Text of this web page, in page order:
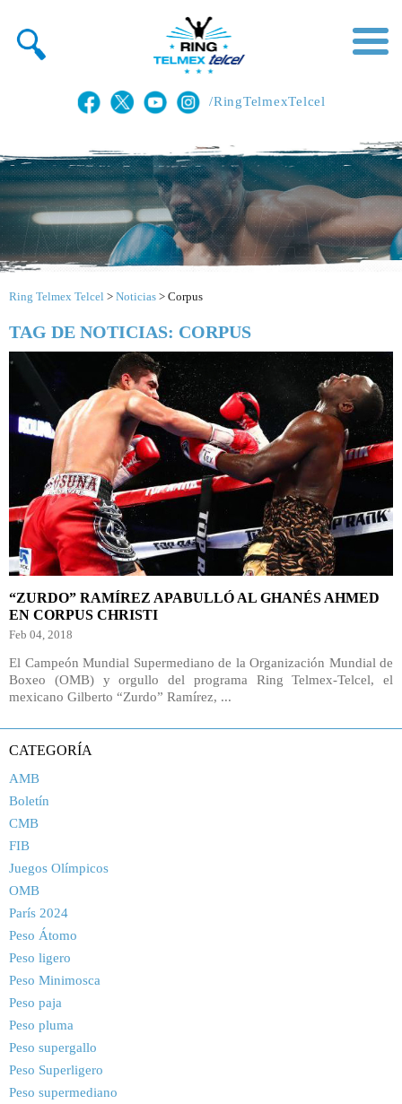
/RingTelmexTelcel
Ring Telmex Telcel > Noticias > Corpus
TAG DE NOTICIAS: CORPUS
“ZURDO” RAMÍREZ APABULLÓ AL GHANÉS AHMED
EN CORPUS CHRISTI
Feb 04, 2018
El Campeón Mundial Supermediano de la Organización Mundial de
Boxeo (OMB) y orgullo del programa Ring Telmex-Telcel, el
mexicano Gilberto “Zurdo” Ramírez, ...
CATEGORÍA
AMB
Boletín
CMB
FIB
Juegos Olímpicos
OMB
París 2024
Peso Átomo
Peso ligero
Peso Minimosca
Peso paja
Peso pluma
Peso supergallo
Peso Superligero
Peso supermediano